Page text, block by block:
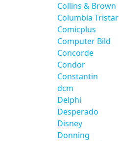
Collins & Brown
Columbia Tristar
Comicplus
Computer Bild
Concorde
Condor
Constantin
dcm
Delphi
Desperado
Disney
Donning